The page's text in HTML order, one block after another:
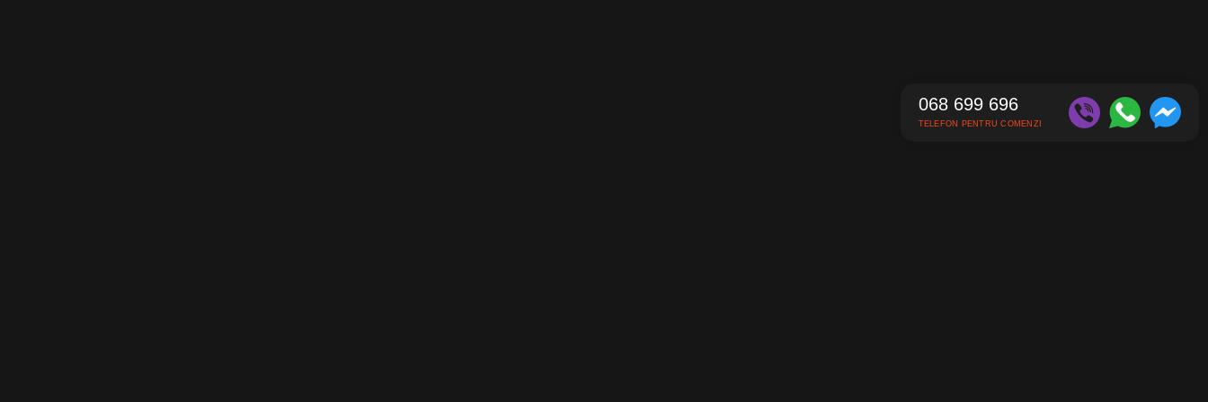
068 699 696
TELEFON PENTRU COMENZI